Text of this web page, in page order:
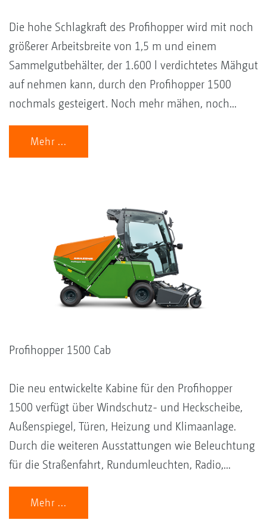
Die hohe Schlagkraft des Profihopper wird mit noch
größerer Arbeitsbreite von 1,5 m und einem
Sammelgutbehälter, der 1.600 l verdichtetes Mähgut
auf nehmen kann, durch den Profihopper 1500
nochmals gesteigert. Noch mehr mähen, noch...
Mehr ...
Profihopper 1500 Cab
Die neu entwickelte Kabine für den Profihopper
1500 verfügt über Windschutz- und Heckscheibe,
Außenspiegel, Türen, Heizung und Klimaanlage.
Durch die weiteren Ausstattungen wie Beleuchtung
für die Straßenfahrt, Rundumleuchten, Radio,...
Mehr ...